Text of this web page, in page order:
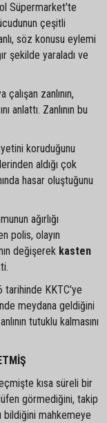
Süpermarket'te
çeşitli
söz konusu eylemi
şekilde yaraladı ve
zanlının,
anlattı. Zanlının bu
koruduğunu
aldığı çok
hasar oluştuğunu
ağırlığı
polis, olayın
değişerek kasten
tarihinde KKTC'ye
meydana geldiğini
tutuklu kalmasını
kısa süreli bir
görmediğini, takip
bildiğini mahkemeye